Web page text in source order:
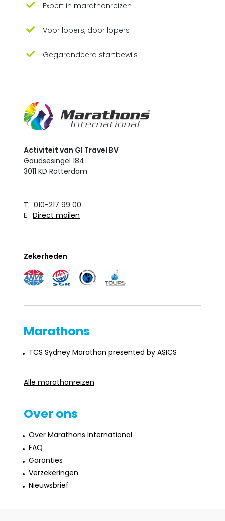
Expert in marathonreizen
Voor lopers, door lopers
Gegarandeerd startbewijs
Activiteit van GI Travel BV
Goudsesingel 184
3011 KD Rotterdam
T. 010-217 99 00
E. Direct mailen
Zekerheden
Marathons
TCS Sydney Marathon presented by ASICS
Alle marathonreizen
Over ons
Over Marathons International
FAQ
Garanties
Verzekeringen
Nieuwsbrief